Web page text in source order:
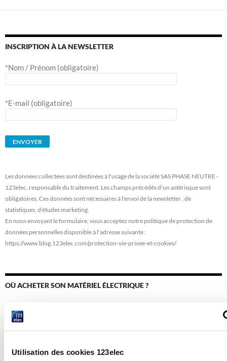
Utilisation des cookies 123elec
INSCRIPTION À LA NEWSLETTER
*Nom / Prénom (obligatoire)
*E-mail (obligatoire)
Les données collectées sont destinées à l'usage de la société SAS PHASE NEUTRE -
123elec, responsable du traitement. Les champs précédés d'un astérisque sont
obligatoires. Ces données sont nécessaires à l'envoi de la newsletter , de
statistiques, d'études marketing.
En nous envoyant le formulaire, vous acceptez notre politique de protection de
données personnelles disponible à l'adresse suivante :
https://www.blog.123elec.com/protection-vie-privee-et-cookies/
OÙ ACHETER SON MATÉRIEL ÉLECTRIQUE ?